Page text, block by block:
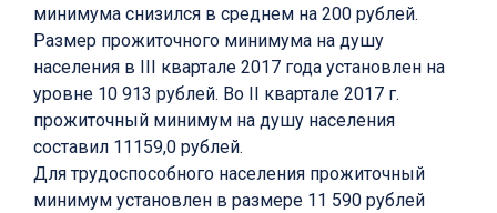
минимума снизился в среднем на 200 рублей.
Размер прожиточного минимума на душу
населения в III квартале 2017 года установлен на
уровне 10 913 рублей. Во II квартале 2017 г.
прожиточный минимум на душу населения
составил 11159,0 рублей.
Для трудоспособного населения прожиточный
минимум установлен в размере 11 590 рублей